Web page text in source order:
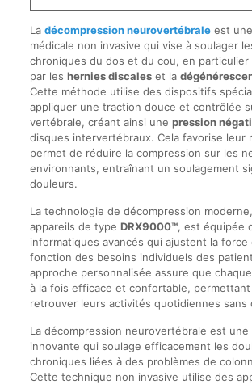
La décompression neurovertébraleest
médicale non invasive qui vise à soulager
chroniques du dos et du cou, en particulier
par les hernies discaleset la
Cette méthode utilise des dispositifs
appliquer une traction douce et contrôlée
vertébrale, créant ainsi une pression
disques intervertébraux. Cela favorise leur
permet de réduire la compression sur les
environnants, entraînant un soulagement
douleurs.
La technologie de décompression
appareils de type DRX9000™, est équipée
informatiques avancés qui ajustent la
fonction des besoins individuels des
approche personnalisée assure que
à la fois efficace et confortable,
retrouver leurs activités quotidiennes sans
La décompression neurovertébrale est une
innovante qui soulage efficacement les
chroniques liées à des problèmes de
Cette technique non invasive utilise des